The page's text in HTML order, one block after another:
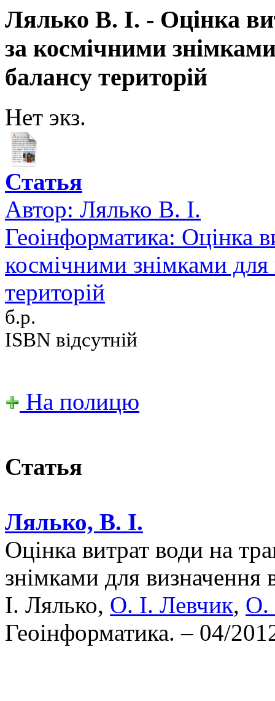
Лялько В. І. - Оцінка
за космічними
балансу територій
Нет экз.
Статья
Автор: Лялько В. І.
Геоінформатика: Оцінка
космічними знімками для
територій
б.р.
ISBN відсутній
На полицю
Статья
Лялько, В. І.
Оцінка витрат води на
знімками для визначення
І. Лялько, О. І. Левчик, О.
Геоінформатика. – 04/